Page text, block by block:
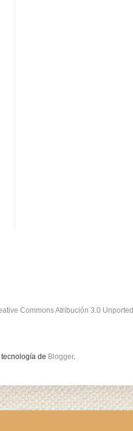
Commons Atribución 3.0 Unported
de Blogger.